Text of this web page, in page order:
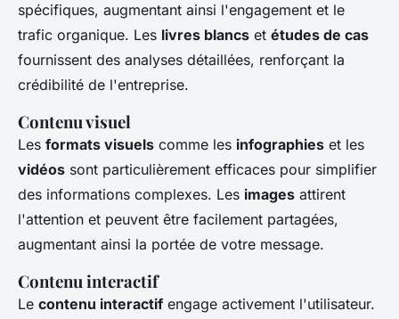
spécifiques, augmentant ainsi l'engagement et le
trafic organique. Les livres blancs et études de cas
fournissent des analyses détaillées, renforçant la
crédibilité de l'entreprise.
Contenu visuel
Les formats visuels comme les infographies et les
vidéos sont particulièrement efficaces pour simplifier
des informations complexes. Les images attirent
l'attention et peuvent être facilement partagées,
augmentant ainsi la portée de votre message.
Contenu interactif
Le contenu interactif engage activement l'utilisateur.